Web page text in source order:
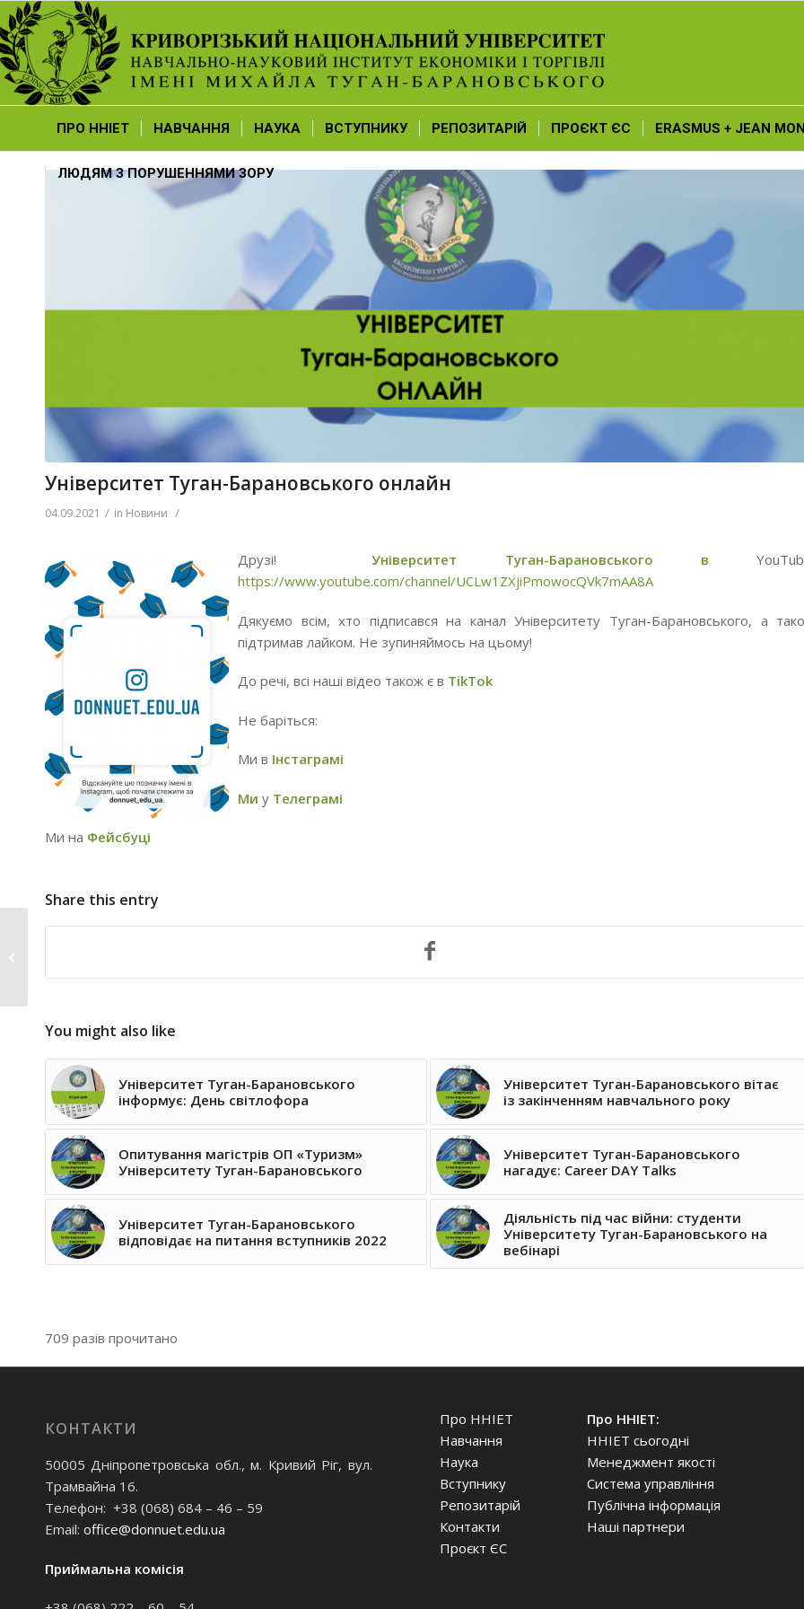
ПРО ННІЕТ НАВЧАННЯ НАУКА ВСТУПНИКУ РЕПОЗИТАРІЙ ПРОЄКТ ЄС ERASMUS + JEAN
ЛЮДЯМ З ПОРУШЕННЯМИ ЗОРУ
Університет Туган-Барановського онлайн
04.09.2021 / in Новини /
Друзі!Університет Туган-Барановського в
https://www.youtube.com/channel/UCLw1ZXjiPmowocQVk7mAA8A
Дякуємо всім, хто підписався на канал Університету Туган-Барановського, а
підтримав лайком. Не зупиняймось на цьому!
До речі, всі наші відео також є в TikTok
Не баріться:
Ми в Інстаграмі
Ми у Телеграмі
Ми на Фейсбуці
Share this entry
You might also like
Університет Туган-Барановського
інформує: День світлофора
Університет Туган-Барановського вітає
із закінченням навчального року
Опитування магістрів ОП «Туризм»
Університету Туган-Барановського
Університет Туган-Барановського
нагадує: Career DAY Talks
Університет Туган-Барановського
відповідає на питання вступників 2022
Діяльність під час війни: студенти
Університету Туган-Барановського на
вебінарі
709 разів прочитано
КОНТАКТИ
50005 Дніпропетровська обл., м. Кривий Ріг, вул.
Трамвайна 16.
Телефон: +38 (068) 684 – 46 – 59
Email: office@donnuet.edu.ua
Приймальна комісія
Про ННІЕТ
Навчання
Наука
Вступнику
Репозитарій
Контакти
Проєкт ЄС
Про ННІЕТ:
ННІЕТ сьогодні
Менеджмент якості
Система управління
Публічна інформація
Наші партнери
Університету Туг...